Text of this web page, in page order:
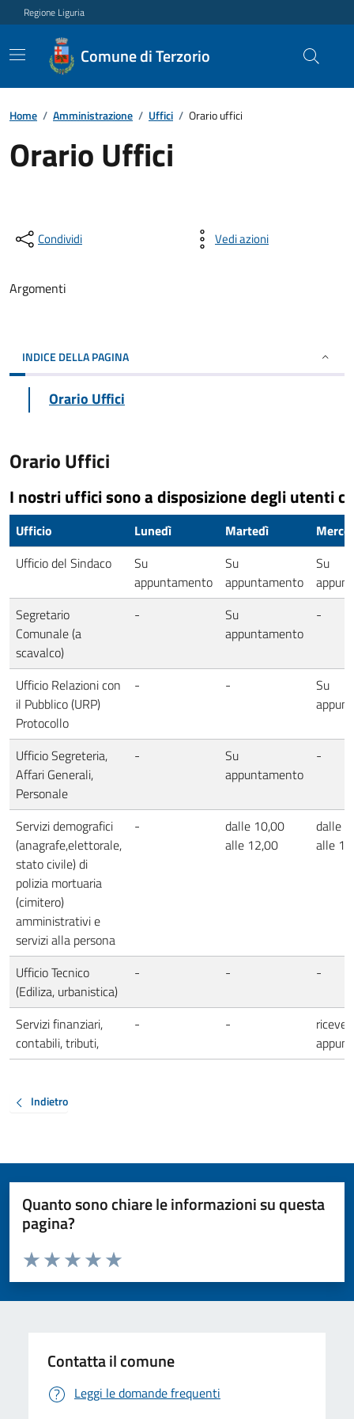
Regione Liguria
Comune di Terzorio
Home / Amministrazione / Uffici / Orario uffici
Orario Uffici
Condividi Vedi azioni
Argomenti
INDICE DELLA PAGINA
Orario Uffici
Orario Uffici
I nostri uffici sono a disposizione degli utenti
Ufficio Lunedì Martedì
Ufficio del Sindaco
Su
appuntamento
Su
appuntamento
Su
Segretario
Comunale (a
scavalco)
-
Su
appuntamento
-
Ufficio Relazioni con
il Pubblico (URP)
Protocollo
- -
Su
Ufficio Segreteria,
Affari Generali,
Personale
-
Su
appuntamento
-
Servizi demografici
(anagrafe,elettorale,
stato civile) di
polizia mortuaria
(cimitero)
amministrativi e
servizi alla persona
-
dalle 10,00
alle 12,00
dalle
alle
Ufficio Tecnico
(Ediliza, urbanistica)
- - -
Servizi finanziari,
contabili, tributi,
- -
riceve
Indietro
Quanto sono chiare le informazioni su questa
pagina?
Valuta da 1 a 5 stelle la pagina
Valuta 5 stelle su 5
Valuta 4 stelle su 5
Valuta 3 stelle su 5
Valuta 2 stelle su 5
Valuta 1 stelle su 5
Contatta il comune
Leggi le domande frequenti